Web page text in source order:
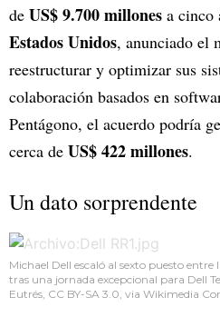
de US$ 9.700 millones a cinco
Estados Unidos, anunciado el
reestructurar y optimizar sus
colaboración basados en
Pentágono, el acuerdo podría
cerca de US$ 422 millones.
Un dato sorprendente
Michael Dell escaló al sexto puesto
tras una jornada excepcional para Dell
Eutrés, CC BY-SA 3.0, via Wikimedia